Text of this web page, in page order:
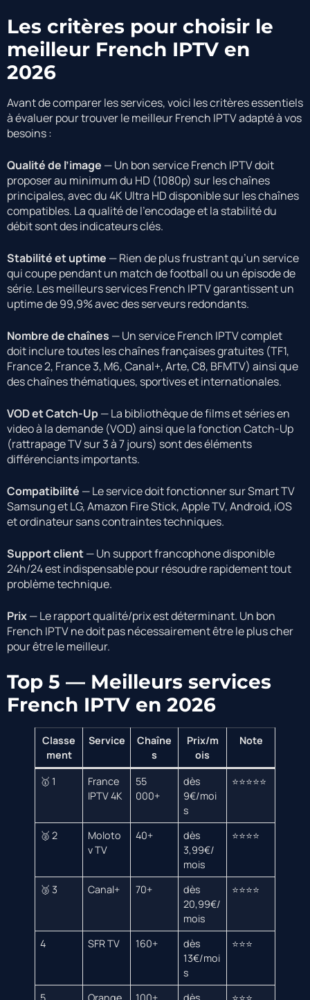
Les critères pour choisir le
meilleur French IPTV en
2026
Avant de comparer les services, voici les critères essentiels
à évaluer pour trouver le meilleur French IPTV adapté à vos
besoins :
Qualité de l’image — Un bon service French IPTV doit
proposer au minimum du HD (1080p) sur les chaînes
principales, avec du 4K Ultra HD disponible sur les chaînes
compatibles. La qualité de l’encodage et la stabilité du
débit sont des indicateurs clés.
Stabilité et uptime — Rien de plus frustrant qu’un service
qui coupe pendant un match de football ou un épisode de
série. Les meilleurs services French IPTV garantissent un
uptime de 99,9% avec des serveurs redondants.
Nombre de chaînes — Un service French IPTV complet
doit inclure toutes les chaînes françaises gratuites (TF1,
France 2, France 3, M6, Canal+, Arte, C8, BFMTV) ainsi que
des chaînes thématiques, sportives et internationales.
VOD et Catch-Up— La bibliothèque de films et séries en
video à la demande (VOD) ainsi que la fonction Catch-Up
(rattrapage TV sur 3 à 7 jours) sont des éléments
différenciants importants.
Compatibilité — Le service doit fonctionner sur Smart TV
Samsung et LG, Amazon Fire Stick, Apple TV, Android, iOS
et ordinateur sans contraintes techniques.
Support client— Un support francophone disponible
24h/24 est indispensable pour résoudre rapidement tout
problème technique.
Prix— Le rapport qualité/prix est déterminant. Un bon
French IPTV ne doit pas nécessairement être le plus cher
pour être le meilleur.
Top 5 — Meilleurs services
French IPTV en 2026
Classe
ment
Service
Chaîne
s
Prix/m
ois
Note
🥇 1
France
IPTV 4K
55
000+
dès
9€/moi
s
⭐⭐⭐⭐⭐
🥈 2
Moloto
v TV
40+
dès
3,99€/
mois
⭐⭐⭐⭐
🥉 3 Canal+ 70+
dès
20,99€/
mois
⭐⭐⭐⭐
4 SFR TV 160+
dès
13€/moi
s
⭐⭐⭐